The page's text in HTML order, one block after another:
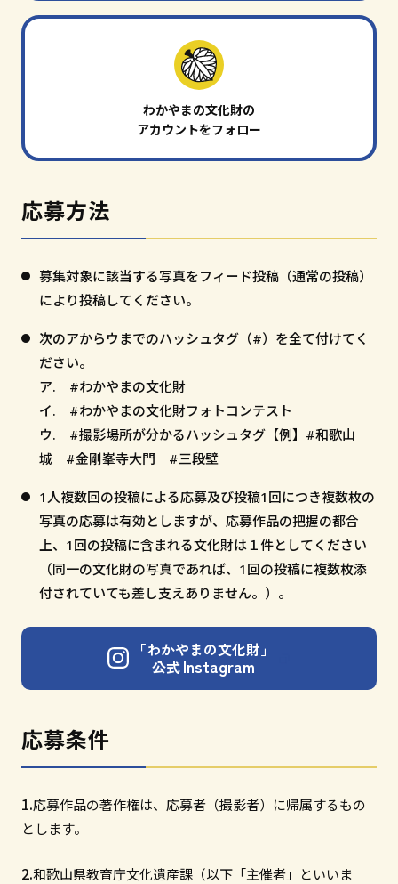
わかやまの文化財の
アカウントをフォロー
応募方法
募集対象に該当する写真をフィード投稿（通常の投稿）
により投稿してください。
次のアからウまでのハッシュタグ（#）を全て付けてく
ださい。
ア. #わかやまの文化財
イ. #わかやまの文化財フォトコンテスト
ウ. #撮影場所が分かるハッシュタグ【例】#和歌山
城 #金剛峯寺大門 #三段壁
1人複数回の投稿による応募及び投稿1回につき複数枚の
写真の応募は有効としますが、応募作品の把握の都合
上、1回の投稿に含まれる文化財は１件としてください
（同一の文化財の写真であれば、1回の投稿に複数枚添
付されていても差し支えありません。）。
「わかやまの文化財」
公式Instagram
応募条件
応募作品の著作権は、応募者（撮影者）に帰属するもの
とします。
和歌山県教育庁文化遺産課（以下「主催者」といいま